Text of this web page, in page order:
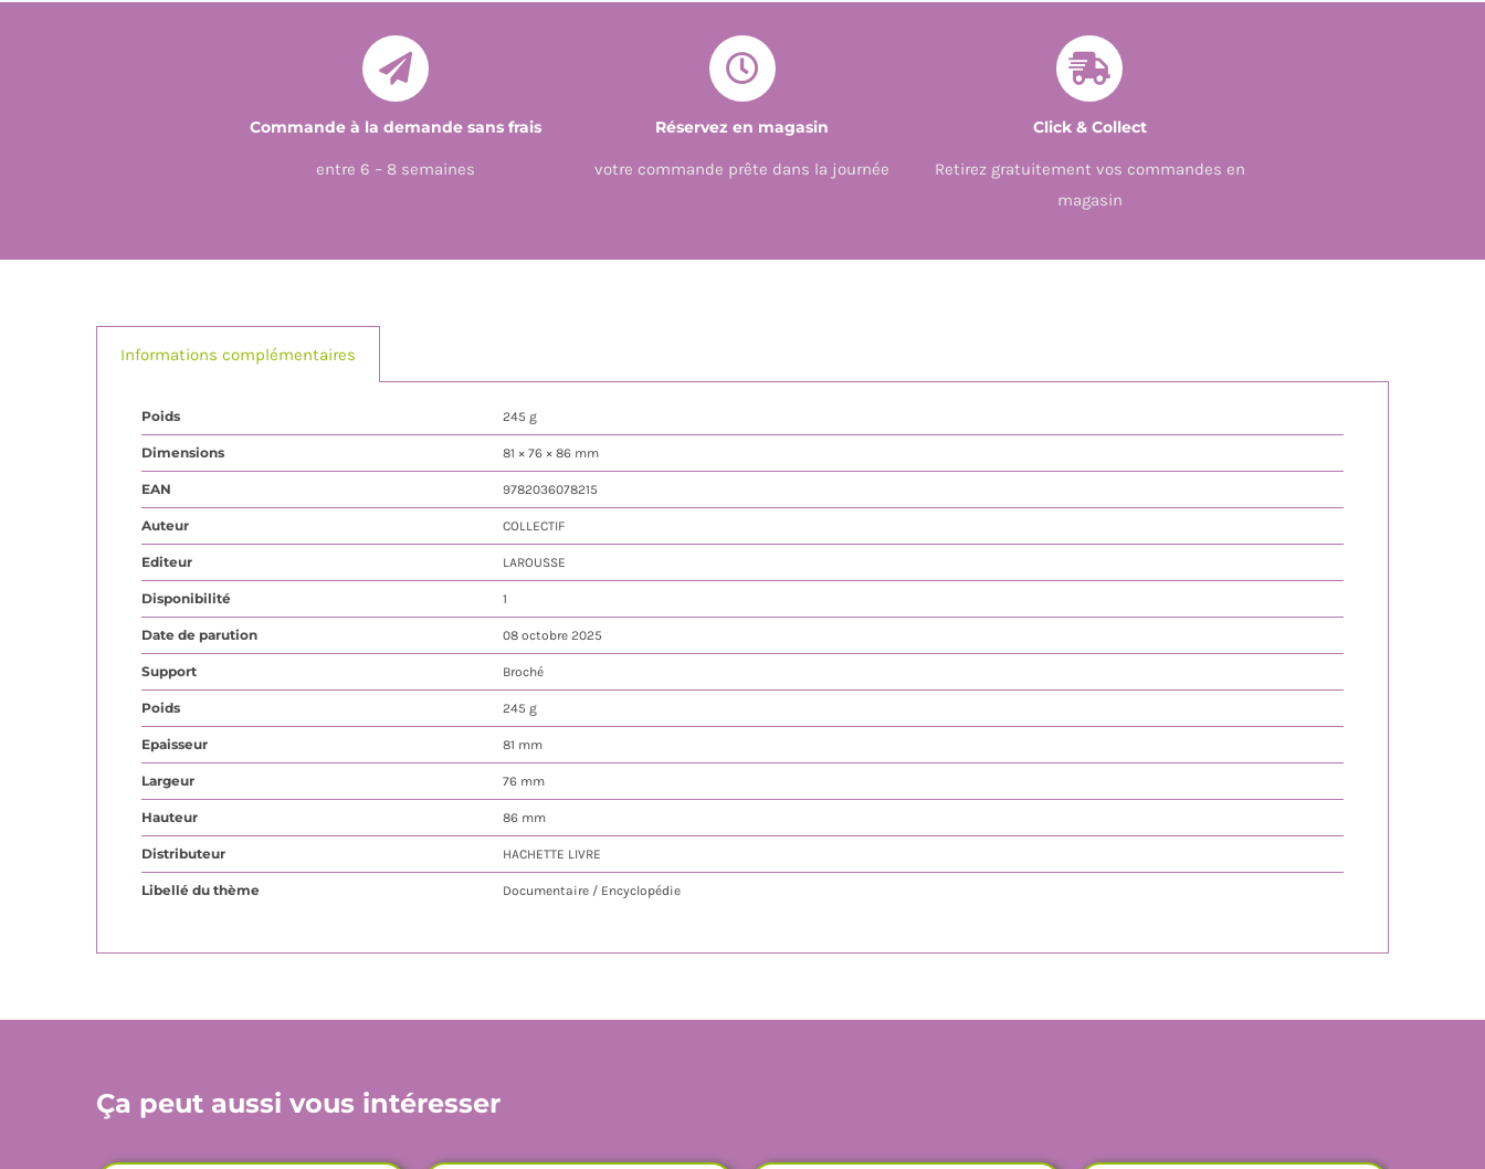
Commande à la demande sans frais
entre 6 – 8 semaines
Réservez en magasin
votre commande prête dans la journée
Click & Collect
Retirez gratuitement vos commandes en
magasin
Informations complémentaires
Poids 245 g
Dimensions 81 × 76 × 86 mm
EAN 9782036078215
Auteur COLLECTIF
Editeur LAROUSSE
Disponibilité 1
Date de parution 08 octobre 2025
Support Broché
Poids 245 g
Epaisseur 81 mm
Largeur 76 mm
Hauteur 86 mm
Distributeur HACHETTE LIVRE
Libellé du thème Documentaire / Encyclopédie
Ça peut aussi vous intéresser